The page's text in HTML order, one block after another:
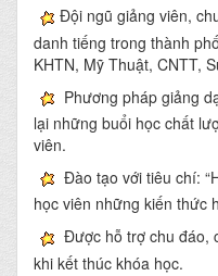
Đội ngũ giảng viên,
danh tiếng trong thành
KHTN, Mỹ Thuật, CNTT,
Phương pháp giảng
lại những buổi học chất
viên.
Đào tạo với tiêu chí:
học viên những kiến thức
Được hỗ trợ chu đáo,
khi kết thúc khóa học.